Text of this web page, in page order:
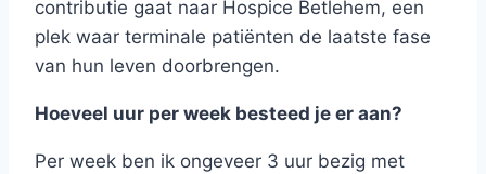
contributie gaat naar Hospice Betlehem, een
plek waar terminale patiënten de laatste fase
van hun leven doorbrengen.
Hoeveel uur per week besteed je er aan?
Per week ben ik ongeveer 3 uur bezig met